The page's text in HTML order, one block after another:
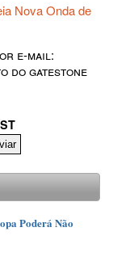
Nova Onda de
e-mail:
do gatestone
Poderá Não